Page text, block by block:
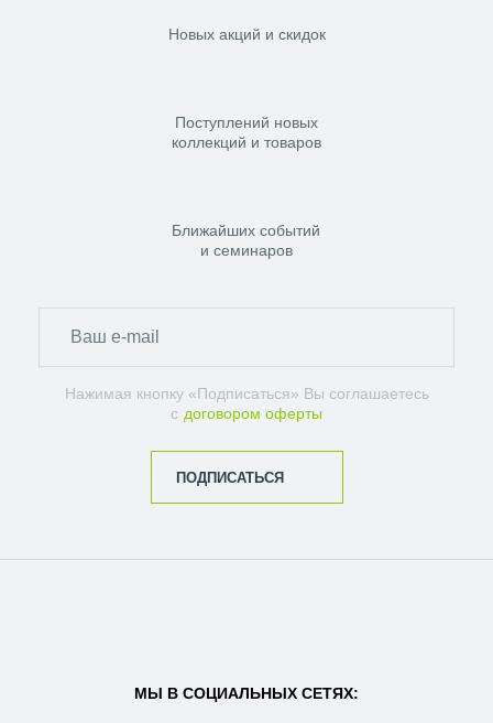
Новых акций и скидок
Поступлений новых
коллекций и товаров
Ближайших событий
и семинаров
Нажимая кнопку «Подписаться» Вы соглашаетесь
с договором оферты
ПОДПИСАТЬСЯ
МЫ В СОЦИАЛЬНЫХ СЕТЯХ: